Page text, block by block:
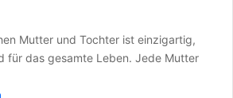
Mutter und Tochter ist einzigartig,
für das gesamte Leben. Jede Mutter